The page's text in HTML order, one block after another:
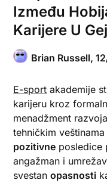
Između
Karijere U
Brian Russell,
E-sport akademije
karijeru kroz
menadžment
tehničkim
pozitivne posledice
angažman i
svestanopasnosti